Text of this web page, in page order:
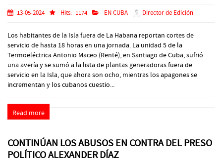
13-05-2024 Hits: 1174 EN CUBA Director de Edición
Los habitantes de la Isla fuera de La Habana reportan cortes de
servicio de hasta 18 horas en una jornada. La unidad 5 de la
Termoeléctrica Antonio Maceo (Renté), en Santiago de Cuba, sufrió
una avería y se sumó a la lista de plantas generadoras fuera de
servicio en la Isla, que ahora son ocho, mientras los apagones se
incrementan y los cubanos cuestio...
Read more
CONTINÚAN LOS ABUSOS EN CONTRA DEL PRESO
POLÍTICO ALEXANDER DÍAZ